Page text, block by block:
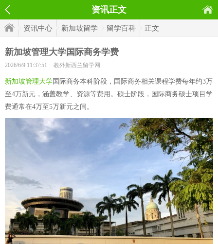
资讯正文
资讯中心 新加坡留学 留学百科 正文
新加坡管理大学国际商务学费
2026/6/9 11:37:51 教外新西兰留学网
新加坡管理大学 国际商务本科阶段，国际商务相关课程学费每年约3万
至4万新元，涵盖教学、资源等费用。硕士阶段，国际商务硕士项目学
费通常在4万至5万新元之间。